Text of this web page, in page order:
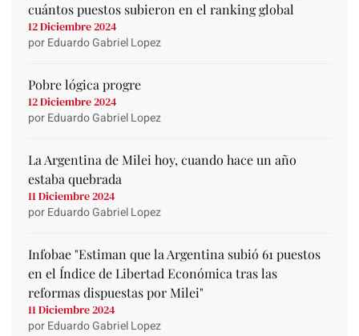
cuántos puestos subieron en el ranking global
12 Diciembre 2024
por Eduardo Gabriel Lopez
Pobre lógica progre
12 Diciembre 2024
por Eduardo Gabriel Lopez
La Argentina de Milei hoy, cuando hace un año
estaba quebrada
11 Diciembre 2024
por Eduardo Gabriel Lopez
Infobae "Estiman que la Argentina subió 61 puestos
en el Índice de Libertad Económica tras las
reformas dispuestas por Milei"
11 Diciembre 2024
por Eduardo Gabriel Lopez